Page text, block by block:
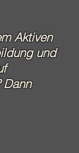
Aktiven
und